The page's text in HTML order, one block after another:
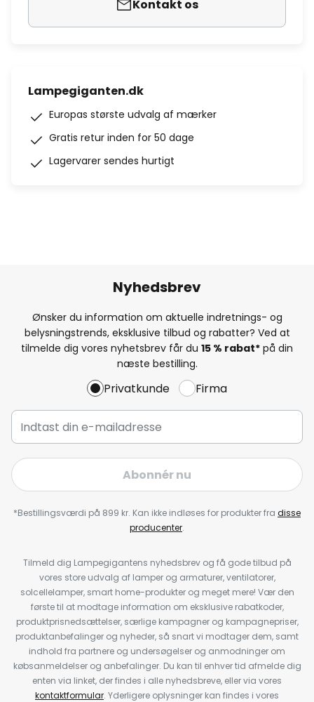
Kontakt os
Lampegiganten.dk
Europas største udvalg af mærker
Gratis retur inden for 50 dage
Lagervarer sendes hurtigt
Nyhedsbrev
Ønsker du information om aktuelle indretnings- og
belysningstrends, eksklusive tilbud og rabatter? Ved at
tilmelde dig vores nyhetsbrev får du 15 % rabat* på din
næste bestilling.
Privatkunde Firma
Abonnér nu
*Bestillingsværdi på 899 kr. Kan ikke indløses for produkter fra disse
producenter.
Tilmeld dig Lampegigantens nyhedsbrev og få gode tilbud på
vores store udvalg af lamper og armaturer, ventilatorer,
solcellelamper, smart home-produkter og meget mere! Vær den
første til at modtage information om eksklusive rabatkoder,
produktprisnedsættelser, særlige kampagner og kampagnepriser,
produktanbefalinger og nyheder, så snart vi modtager dem, samt
indhold fra partnere og undersøgelser og anmodninger om
købsanmeldelser og anbefalinger. Du kan til enhver tid afmelde dig
enten via linket, der findes i alle nyhedsbreve, eller via vores
kontaktformular. Yderligere oplysninger kan findes i vores